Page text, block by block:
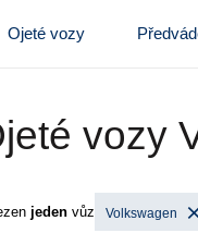
Ojeté vozy
vozy
jeden vůz Volkswagen